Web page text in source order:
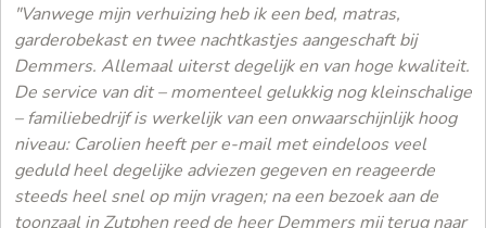
"Vanwege mijn verhuizing heb ik een bed, matras,
garderobekast en twee nachtkastjes aangeschaft bij
Demmers. Allemaal uiterst degelijk en van hoge kwaliteit.
De service van dit – momenteel gelukkig nog kleinschalige
– familiebedrijf is werkelijk van een onwaarschijnlijk hoog
niveau: Carolien heeft per e-mail met eindeloos veel
geduld heel degelijke adviezen gegeven en reageerde
steeds heel snel op mijn vragen; na een bezoek aan de
toonzaal in Zutphen reed de heer Demmers mij terug naar